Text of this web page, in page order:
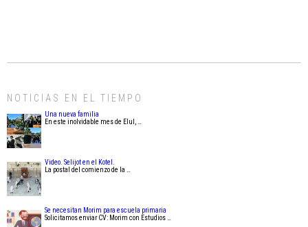
NOTICIAS EN EL TIEMPO
Una nueva familia
En este inolvidable mes de Elul, …
Video. Selijot en el Kotel.
La postal del comienzo de la …
Se necesitan Morim para escuela primaria
Solicitamos enviar CV: Morim con Estudios …